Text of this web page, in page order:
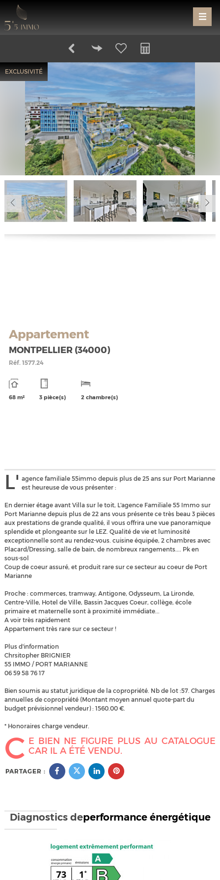
EXCLUSIVITÉ
Appartement
MONTPELLIER (34000)
Réf.1577.24
68 m² 3 pièce(s) 2 chambre(s)
L' agence familiale 55immo depuis plus de 25 ans sur Port Marianne
est heureuse de vous présenter :
En dernier étage avant Villa sur le toit, L'agence Familiale 55 Immo sur
Port Marianne depuis plus de 22 ans vous présente ce très beau 3 pièces
aux prestations de grande qualité, il vous offrira une vue panoramique
splendide et plongeante sur le LEZ. Qualité de vie et luminosité
exceptionnelle sont au rendez-vous. cuisine équipée, 2 chambres avec
Placard/Dressing, salle de bain, de nombreux rangements.... Pk en
sous-sol
Coup de coeur assuré, et produit rare sur ce secteur au coeur de Port
Marianne
Proche : commerces, tramway, Antigone, Odysseum, La Lironde,
Centre-Ville, Hotel de Ville, Bassin Jacques Coeur, collège, école
primaire et maternelle sont à proximité immédiate...
A voir très rapidement
Appartement très rare sur ce secteur !
Plus d'information
Chrsitopher BRIGNIER
55 IMMO / PORT MARIANNE
06 59 58 76 17
Bien soumis au statut juridique de la copropriété. Nb de lot :57. Charges
annuelles de copropriété (Montant moyen annuel quote-part du
budget prévisionnel vendeur) : 1560.00 €.
* Honoraires charge vendeur.
C E BIEN NE FIGURE PLUS AU CATALOGUE
CAR IL A ÉTÉ VENDU.
PARTAGER :
Diagnostics deperformance énergétique